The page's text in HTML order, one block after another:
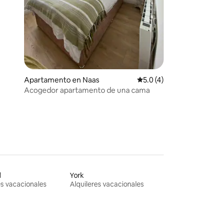
Apartamento en Naas Calificación
5.0 (4)
Acogedor apartamento de una cama
vacacionales
York
Alquileres vacacionales